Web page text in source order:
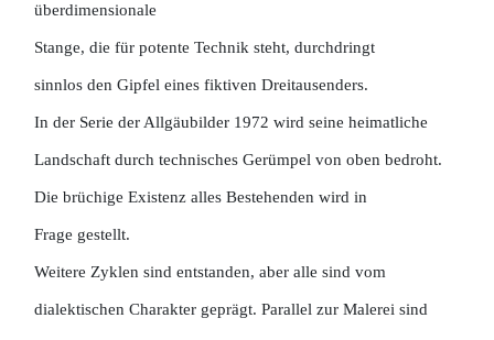
überdimensionale
Stange, die für potente Technik steht, durchdringt
sinnlos den Gipfel eines fiktiven Dreitausenders.
In der Serie der Allgäubilder 1972 wird seine heimatliche
Landschaft durch technisches Gerümpel von oben bedroht.
Die brüchige Existenz alles Bestehenden wird in
Frage gestellt.
Weitere Zyklen sind entstanden, aber alle sind vom
dialektischen Charakter geprägt. Parallel zur Malerei sind